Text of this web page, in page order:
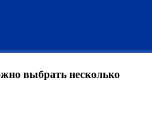
выбрать несколько